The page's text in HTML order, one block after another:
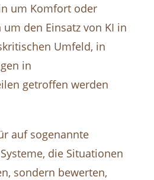
um Komfort oder
um den Einsatz von KI in
Umfeld, in
in
getroffen werden
auf sogenannte
die Situationen
sondern bewerten,